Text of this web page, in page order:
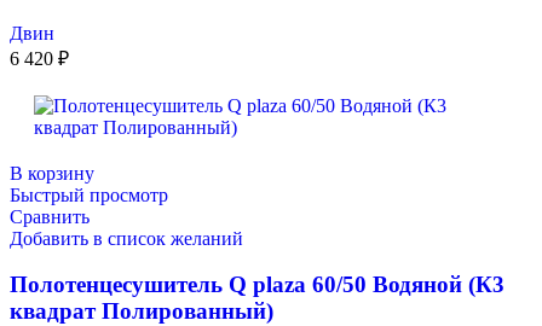
Двин
6 420 ₽
В корзину
Быстрый просмотр
Сравнить
Добавить в список желаний
Полотенцесушитель Q plaza 60/50 Водяной (К3
квадрат Полированный)